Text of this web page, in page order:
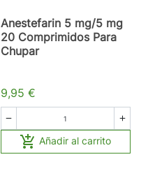
Anestefarin 5 mg/5 mg
20 Comprimidos Para
Chupar
9,95 €
 
 Añadir al carrito